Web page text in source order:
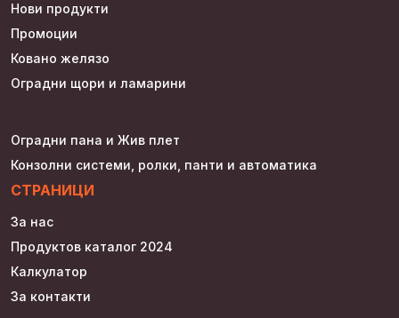
Нови продукти
Промоции
Ковано желязо
Оградни щори и ламарини
Оградни пана и Жив плет
Конзолни системи, ролки, панти и автоматика
СТРАНИЦИ
За нас
Продуктов каталог 2024
Калкулатор
За контакти